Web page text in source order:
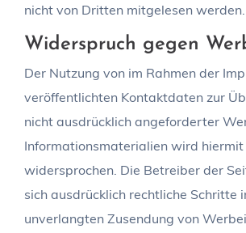
nicht von Dritten mitgelesen werden.
Widerspruch gegen
Der Nutzung von im Rahmen der
veröffentlichten Kontaktdaten zur
nicht ausdrücklich angeforderter
Informationsmaterialien wird hiermit
widersprochen. Die Betreiber der
sich ausdrücklich rechtliche Schritte
unverlangten Zusendung von